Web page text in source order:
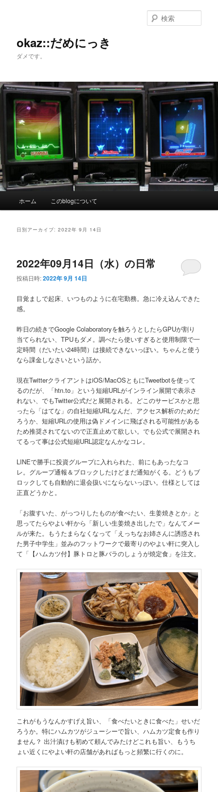
へ
移
移
動
okaz::だめにっき
ダメです。
索
ホーム このblogについて
日別アーカイブ:2022年 9月 14日
2022年09月14日（水）の日常
投稿日時:2022年 9月 14日
目覚ましで起床、いつものように在宅勤務。急に冷え込んできた
感。
昨日の続きでGoogle Colaboratoryを触ろうとしたらGPUが割り
当てられない、TPUもダメ。調べたら使いすぎると使用制限で一
定時間（だいたい24時間）は接続できないっぽい。ちゃんと使う
なら課金しなさいという話か。
現在TwitterクライアントはiOS/MacOSともにTweetbotを使って
るのだが、「htn.to」という短縮URLがインライン展開で表示さ
れない、でもTwitter公式だと展開される。どこのサービスかと思
ったら「はてな」の自社短縮URLなんだ、アクセス解析のためだ
ろうか、短縮URLの使用は偽ドメインに飛ばされる可能性がある
ため推奨されてないので正直止めて欲しい。でも公式で展開され
てるって事は公式短縮URL認定なんかなコレ。
LINEで勝手に投資グループに入れられた、前にもあったなコ
レ。グループ通報＆ブロックしたけどまだ通知がくる。どうもブ
ロックしても自動的に退会扱いにならないっぽい。仕様としては
正直どうかと。
「お腹すいた、がっつりしたものが食べたい、生姜焼きとか」と
思ってたらやよい軒から「新しい生姜焼き出したで」なんてメー
ルが来た。もうたまらなくなって「えっちなお姉さんに誘惑され
た男子中学生」並みのフットワークで最寄りのやよい軒に突入し
て「【ハムカツ付】豚トロと豚バラのしょうが焼定食」を注文。
これがもうなんかすげえ旨い、「食べたいときに食べた」せいだ
ろうか。特にハムカツがジューシーで旨い、ハムカツ定食も作り
ません？ 出汁漬けも初めて頼んでみたけどこれも旨い、もうち
ょい近くにやよい軒の店舗があればもっと頻繁に行くのに。